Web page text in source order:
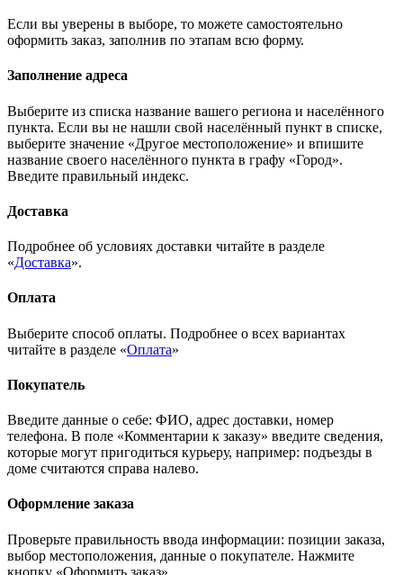
Если вы уверены в выборе, то можете самостоятельно
оформить заказ, заполнив по этапам всю форму.
Заполнение адреса
Выберите из списка название вашего региона и населённого
пункта. Если вы не нашли свой населённый пункт в списке,
выберите значение «Другое местоположение» и впишите
название своего населённого пункта в графу «Город».
Введите правильный индекс.
Доставка
Подробнее об условиях доставки читайте в разделе
«Доставка».
Оплата
Выберите способ оплаты. Подробнее о всех вариантах
читайте в разделе «Оплата»
Покупатель
Введите данные о себе: ФИО, адрес доставки, номер
телефона. В поле «Комментарии к заказу» введите сведения,
которые могут пригодиться курьеру, например: подъезды в
доме считаются справа налево.
Оформление заказа
Проверьте правильность ввода информации: позиции заказа,
выбор местоположения, данные о покупателе. Нажмите
кнопку «Оформить заказ».